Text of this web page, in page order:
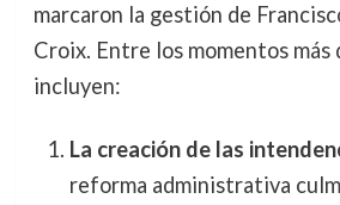
marcaron la gestión de
Croix. Entre los momentos más
incluyen:
La creación de las
reforma administrativa